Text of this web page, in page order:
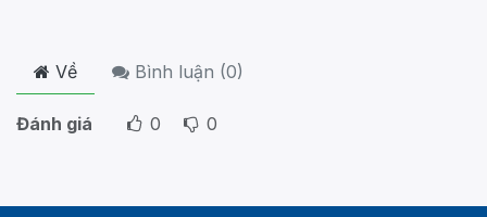
Về Bình luận (0)
Đánh giá 0 0